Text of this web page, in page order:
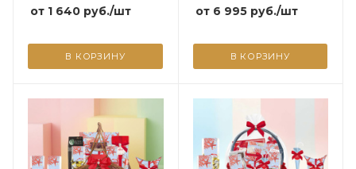
от 1 640 руб./шт
В КОРЗИНУ
от 6 995руб./шт
В КОРЗИНУ